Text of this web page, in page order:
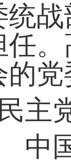
常
、
统
任
的